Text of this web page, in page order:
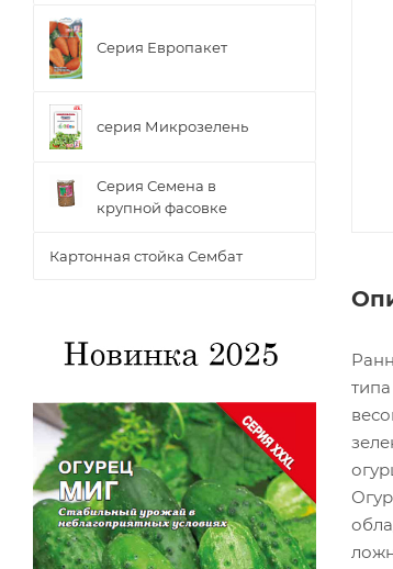
Серия Европакет
серия Микрозелень
Серия Семена в
крупной фасовке
Картонная стойка Сембат